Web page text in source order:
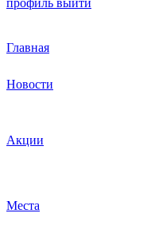
Главная
Новости
Акции
Места